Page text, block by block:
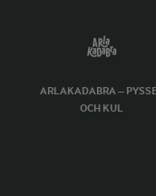
ARLAKADABRA –
OCH KUL